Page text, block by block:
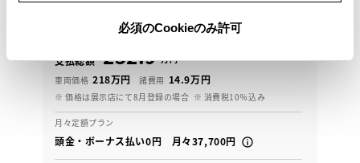
必須のCookieのみ許可
支払総額 232.9 万円
車両価格 218万円 諸費用 14.9万円
※ 価格は展示店にて8月登録の場合 ※ 消費税10％込み
月々定額プラン
頭金・ボーナス払い0円 月々37,700円